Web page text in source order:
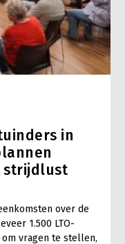
in
strijdlust
over de
1.500 LTO-
vragen te stellen,